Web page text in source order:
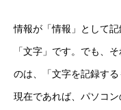
情報が「情報」として記
「文字」です。でも、
のは、「文字を記録する
現在であれば、パソコ